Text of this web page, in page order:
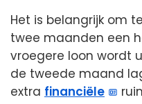
Het is belangrijk om
twee maanden een
vroegere loon wordt
de tweede maand
extra financiële